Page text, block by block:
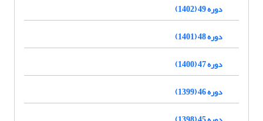
دوره 49 (1402)
دوره 48 (1401)
دوره 47 (1400)
دوره 46 (1399)